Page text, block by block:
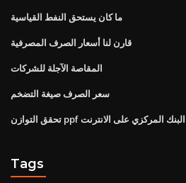
ما كان يستحق النفط القياسية
قارن لنا أسعار الصرف المصرفية
المقاصة الآجلة للشركات
سعر الصرف صيغة التضخم
تحقق التوازن ppf البنك المركزي على الانترنت
Tags